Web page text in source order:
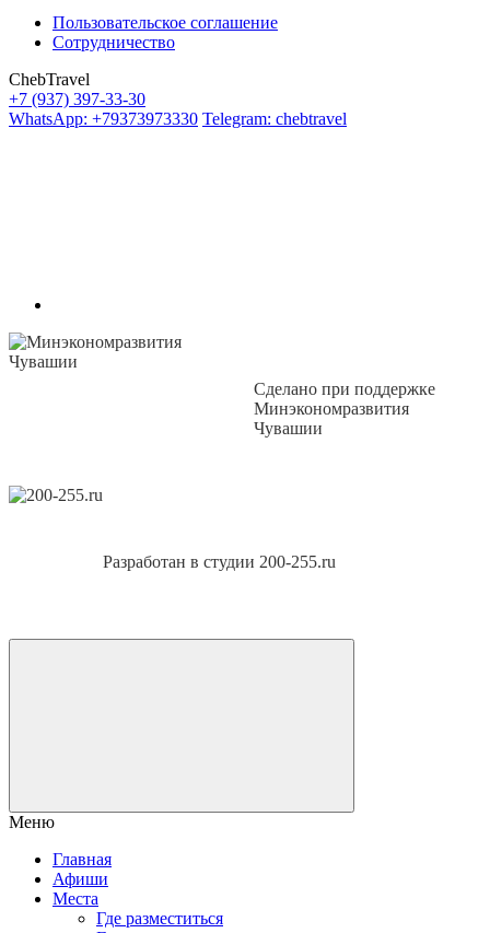
Пользовательское соглашение
Сотрудничество
ChebTravel
+7 (937) 397-33-30
WhatsApp: +79373973330 Telegram: chebtravel
Сделано при поддержке
Минэкономразвития
Чувашии
Разработан в студии 200-255.ru
Меню
Главная
Афиши
Места
Где разместиться